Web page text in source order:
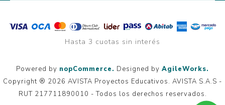
Hasta 3 cuotas sin interés
Powered by nopCommerce. Designed by AgileWorks.
Copyright ® 2026 AVISTA Proyectos Educativos. AVISTA S.A.S -
RUT 217711890010 - Todos los derechos reservados.